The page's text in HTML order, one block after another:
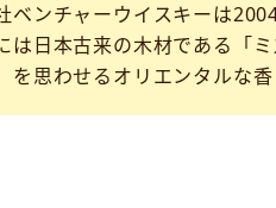
ベンチャーウイスキーは
は日本古来の木材である「ミ
を思わせるオリエンタルな